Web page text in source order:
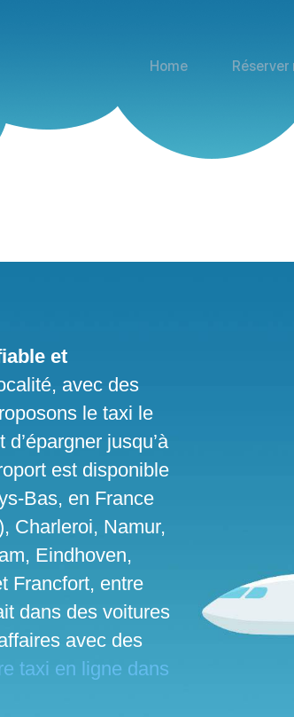
Home
et
avec des
le taxi le
jusqu’à
est disponible
Bas, en France
Charleroi, Namur,
Eindhoven,
Francfort, entre
dans des voitures
avec des
taxi en ligne dans